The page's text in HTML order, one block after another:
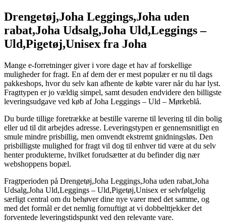
Drengetøj,Joha Leggings,Joha uden
rabat,Joha Udsalg,Joha Uld,Leggings –
Uld,Pigetøj,Unisex fra Joha
Mange e-forretninger giver i vore dage et hav af forskellige
muligheder for fragt. En af dem der er mest populær er nu til dags
pakkeshops, hvor du selv kan afhente de købte varer når du har lyst.
Fragttypen er jo vældig simpel, samt desuden endvidere den billigste
leveringsudgave ved køb af Joha Leggings – Uld – Mørkeblå.
Du burde tillige foretrække at bestille varerne til levering til din bolig
eller ud til dit arbejdes adresse. Leveringstypen er gennemsnitligt en
smule mindre prisbillig, men omvendt ekstremt gnidningsløs. Den
prisbilligste mulighed for fragt vil dog til enhver tid være at du selv
henter produkterne, hvilket forudsætter at du befinder dig nær
webshoppens bopæl.
Fragtperioden på Drengetøj,Joha Leggings,Joha uden rabat,Joha
Udsalg,Joha Uld,Leggings – Uld,Pigetøj,Unisex er selvfølgelig
særligt central om du behøver dine nye varer med det samme, og
med det formål er det nemlig fornuftigt at vi dobbelttjekker det
forventede leveringstidspunkt ved den relevante vare.